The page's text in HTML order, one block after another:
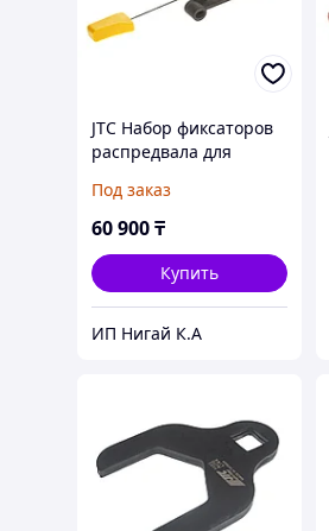
JTC Набор фиксаторов
распредвала для
(FORD 4.6/5.4/6.8L) JTC
Под заказ
60 900₸
Купить
ИП Нигай К.А